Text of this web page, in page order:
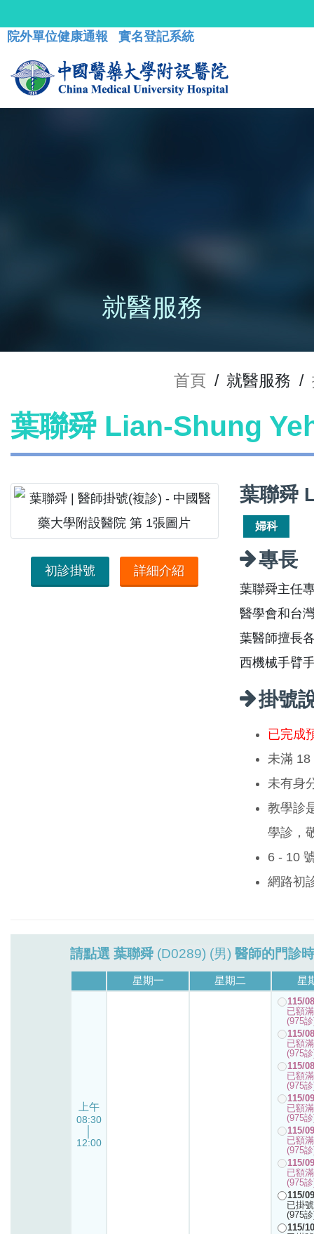
院外單位健康通報 實名登記系統
就醫服務
首頁 / 就醫服務 /
葉聯舜 Lian-Shung
初診掛號 詳細介紹
葉聯舜
婦科
專長
葉聯舜主任
醫學會和台
葉醫師擅長
西機械手臂
掛號
已完成
未滿 18
未有身
教學診
學診，
6 - 10
網路初